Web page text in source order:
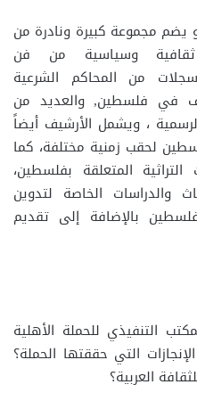
يضم مجموعة كبيرة ونادرة من
ثقافية وسياسية من فن
من المحاكم الشرعية
في فلسطين, والعديد من
، ويشمل الأرشيف أيضاً
لحقب زمنية مختلفة، كما
المتعلقة بفلسطين،
والدراسات الخاصة لتدوين
بالإضافة إلى تقديم
التنفيذي للحملة الأهلية
التي حققتها الحملة؟
العربية؟